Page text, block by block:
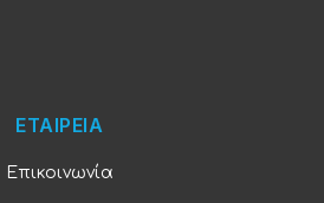
ΕΤΑΙΡΕΙΑ
Επικοινωνία